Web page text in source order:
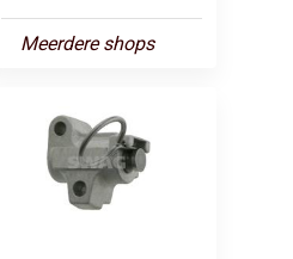
Meerdere shops